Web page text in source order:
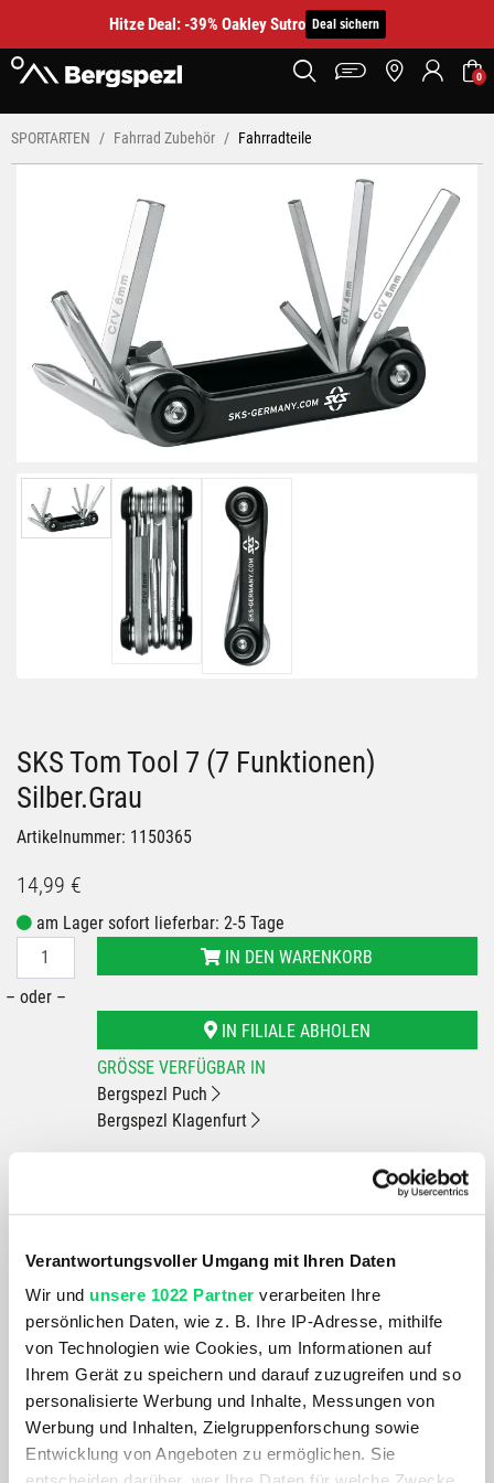
Verantwortungsvoller Umgang mit Ihren Daten
Wir und unsere 1022 Partner verarbeiten Ihre
persönlichen Daten, wie z. B. Ihre IP-Adresse, mithilfe
von Technologien wie Cookies, um Informationen auf
Ihrem Gerät zu speichern und darauf zuzugreifen und so
personalisierte Werbung und Inhalte, Messungen von
Werbung und Inhalten, Zielgruppenforschung sowie
Entwicklung von Angeboten zu ermöglichen. Sie
Hitze Deal: -39% Oakley Sutro Deal sichern
0
SPORTARTEN Fahrrad Zubehör Fahrradteile
SKS Tom Tool 7 (7 Funktionen)
Silber.Grau
Artikelnummer: 1150365
14,99 €
am Lager sofort lieferbar: 2-5 Tage
IN DEN WARENKORB
– oder –
IN FILIALE ABHOLEN
GRÖSSE VERFÜGBAR IN
Bergspezl Puch
Bergspezl Klagenfurt
Das schlanke Mini-Tool TOM 7 aus rostfreiem Chrom-
Vanadium-Werkzeugstahl vereint die wichtigsten Werkzeug-
Funktionen in extremer Kompaktheit. Mit den 7 integrierten
Funktionen wie Inbusschlüssel, Schraubendreher und Torx-
Schlüssel lassen sich viele Pannen am Fahrrad schnell